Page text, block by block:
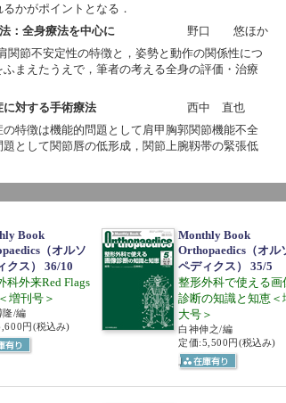
かがポイントとなる．
：全身療法を中心に
野口 悠ほか
関節不安定性の特徴と，姿勢と動作の関係性につ
まえたうえで，筆者の考える全身の評価・治療
対する手術療法
西中 直也
特徴は機能的問題として肩甲胸郭関節機能不全
として関節唇の低形成，関節上腕靱帯の緊張低
Book
（オルソ
クス） 36/10
科外来Red Flags
増刊号＞
隆/編
円(税込み)
Monthly Book
Orthopaedics（オル
ペディクス） 35/5
整形外科で使える画
診断の知識と知恵＜
大号＞
白神伸之/編
定価:5,500円(税込み)